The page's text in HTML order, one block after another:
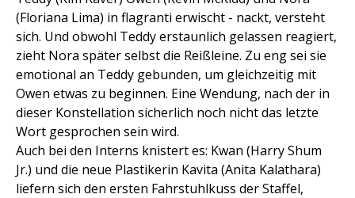
(Floriana Lima) in flagranti erwischt - nackt, versteht
sich. Und obwohl Teddy erstaunlich gelassen reagiert,
zieht Nora später selbst die Reißleine. Zu eng sei sie
emotional an Teddy gebunden, um gleichzeitig mit
Owen etwas zu beginnen. Eine Wendung, nach der in
dieser Konstellation sicherlich noch nicht das letzte
Wort gesprochen sein wird.
Auch bei den Interns knistert es: Kwan (Harry Shum
Jr.) und die neue Plastikerin Kavita (Anita Kalathara)
liefern sich den ersten Fahrstuhlkuss der Staffel,